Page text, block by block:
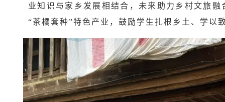
业知识与家乡发展相结合，未来助力乡村文旅
“茶橘套种”特色产业，鼓励学生扎根乡土、学以